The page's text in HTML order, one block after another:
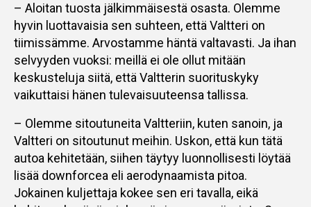
– Aloitan tuosta jälkimmäisestä osasta. Olemme
hyvin luottavaisia sen suhteen, että Valtteri on
tiimissämme. Arvostamme häntä valtavasti. Ja ihan
selvyyden vuoksi: meillä ei ole ollut mitään
keskusteluja siitä, että Valtterin suorituskyky
vaikuttaisi hänen tulevaisuuteensa tallissa.
– Olemme sitoutuneita Valtteriin, kuten sanoin, ja
Valtteri on sitoutunut meihin. Uskon, että kun tätä
autoa kehitetään, siihen täytyy luonnollisesti löytää
lisää downforcea eli aerodynaamista pitoa.
Jokainen kuljettaja kokee sen eri tavalla, eikä